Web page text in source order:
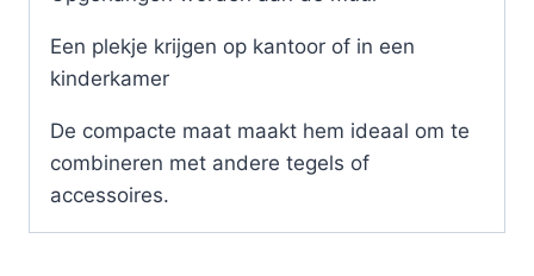
Een plekje krijgen op kantoor of in een
kinderkamer
De compacte maat maakt hem ideaal om te
combineren met andere tegels of
accessoires.